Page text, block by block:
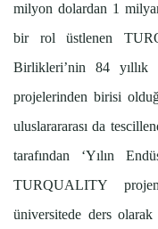
milyon dolardan 1
bir rol üstlenen
Birlikleri’nin 84 yıllık
projelerinden birisi
uluslarararası da
tarafından ‘Yılın
TURQUALITY
üniversitede ders olarak